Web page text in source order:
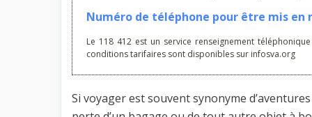
Numéro de téléphone pour être mis
Le 118 412 est un service renseignement
conditions tarifaires sont disponibles sur infosva.org
Si voyager est souvent synonyme